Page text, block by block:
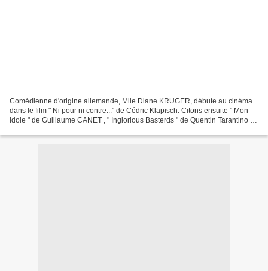
Comédienne d'origine allemande, Mlle Diane KRUGER, débute au cinéma
dans le film " Ni pour ni contre..." de Cédric Klapisch. Citons ensuite " Mon
Idole " de Guillaume CANET , " Inglorious Basterds " de Quentin Tarantino (